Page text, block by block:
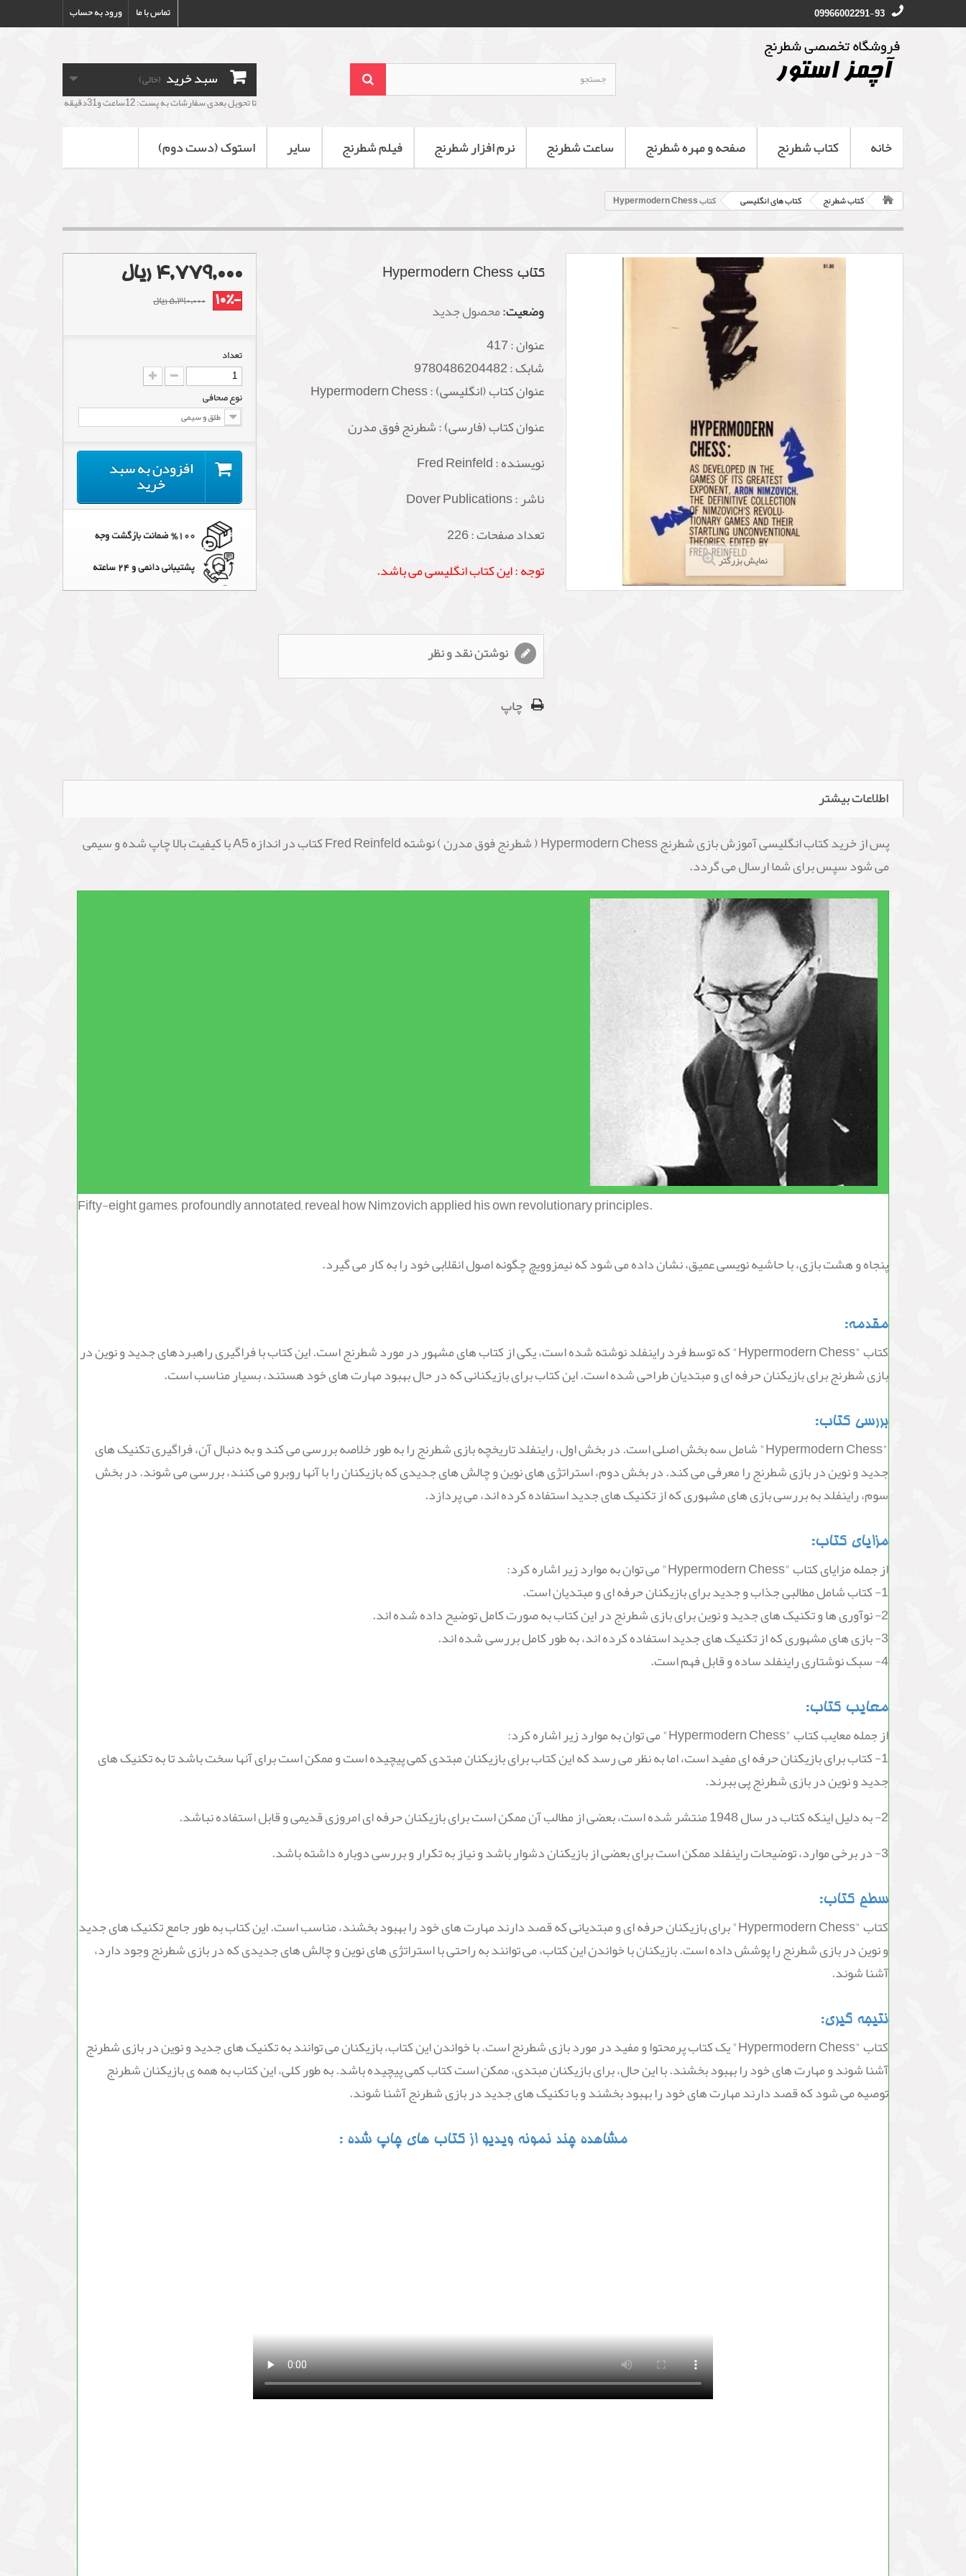
ورود به حساب تماس با ما 09966002291-93
سبد خرید (خالی)
تا تحویل بعدی سفارشات به پست: 12ساعت و31دقیقه
خانه کتاب شطرنج صفحه و مهره شطرنج ساعت شطرنج نرم افزار شطرنج فیلم شطرنج سایر استوک (دست دوم)
کتاب شطرنج کتاب های انگلیسی کتاب Hypermodern Chess
نمایش بزرگتر
کتاب Hypermodern Chess
وضعیت:محصول جدید
عنوان :417
شابک :9780486204482
عنوان کتاب (انگلیسی) : Hypermodern Chess
عنوان کتاب (فارسی) : شطرنج فوق مدرن
نویسنده : Fred Reinfeld
ناشر : Dover Publications
تعداد صفحات : 226
توجه : این کتاب انگلیسی می باشد.
نوشتن نقد و نظر
چاپ
4,779,000 ریال
-10% 5,310,000 ریال
تعداد
نوع صحافی
طلق و سیمی
افزودن به سبد
خرید
اطلاعات بیشتر
پس از خرید کتاب انگلیسی آموزش بازی شطرنج Hypermodern Chess ( شطرنج فوق مدرن ) نوشته Fred Reinfeld کتاب در اندازه A5 با کیفیت بالا چاپ شده و سیمی
می شود سپس برای شما ارسال می گردد.
Fifty-eight games, profoundly annotated, reveal how Nimzovich applied his own revolutionary principles.
پنجاه و هشت بازی، با حاشیه نویسی عمیق، نشان داده می شود که نیمزوویچ چگونه اصول انقلابی خود را به کار می گیرد.
مقدمه:
کتاب "Hypermodern Chess" که توسط فرد راینفلد نوشته شده است، یکی از کتاب های مشهور در مورد شطرنج است. این کتاب با فراگیری راهبردهای جدید و نوین در
بازی شطرنج برای بازیکنان حرفه ای و مبتدیان طراحی شده است. این کتاب برای بازیکنانی که در حال بهبود مهارت های خود هستند، بسیار مناسب است.
بررسی کتاب:
"Hypermodern Chess" شامل سه بخش اصلی است. در بخش اول، راینفلد تاریخچه بازی شطرنج را به طور خلاصه بررسی می کند و به دنبال آن، فراگیری تکنیک های
جدید و نوین در بازی شطرنج را معرفی می کند. در بخش دوم، استراتژی های نوین و چالش های جدیدی که بازیکنان را با آنها روبرو می کنند، بررسی می شوند. در بخش
سوم، راینفلد به بررسی بازی های مشهوری که از تکنیک های جدید استفاده کرده اند، می پردازد.
مزایای کتاب:
از جمله مزایای کتاب "Hypermodern Chess" می توان به موارد زیر اشاره کرد:
1- کتاب شامل مطالبی جذاب و جدید برای بازیکنان حرفه ای و مبتدیان است.
2- نوآوری ها و تکنیک های جدید و نوین برای بازی شطرنج در این کتاب به صورت کامل توضیح داده شده اند.
3- بازی های مشهوری که از تکنیک های جدید استفاده کرده اند، به طور کامل بررسی شده اند.
4- سبک نوشتاری راینفلد ساده و قابل فهم است.
معایب کتاب:
از جمله معایب کتاب "Hypermodern Chess" می توان به موارد زیر اشاره کرد:
1- کتاب برای بازیکنان حرفه ای مفید است، اما به نظر می رسد که این کتاب برای بازیکنان مبتدی کمی پیچیده است و ممکن است برای آنها سخت باشد تا به تکنیک های
جدید و نوین در بازی شطرنج پی ببرند.
2- به دلیل اینکه کتاب در سال 1948 منتشر شده است، بعضی از مطالب آن ممکن است برای بازیکنان حرفه ای امروزی قدیمی و قابل استفاده نباشد.
3- در برخی موارد، توضیحات راینفلد ممکن است برای بعضی از بازیکنان دشوار باشد و نیاز به تکرار و بررسی دوباره داشته باشد.
سطح کتاب:
کتاب "Hypermodern Chess" برای بازیکنان حرفه ای و مبتدیانی که قصد دارند مهارت های خود را بهبود بخشند، مناسب است. این کتاب به طور جامع تکنیک های جدید
و نوین در بازی شطرنج را پوشش داده است. بازیکنان با خواندن این کتاب، می توانند به راحتی با استراتژی های نوین و چالش های جدیدی که در بازی شطرنج وجود دارد،
آشنا شوند.
نتیجه گیری:
کتاب "Hypermodern Chess" یک کتاب پرمحتوا و مفید در مورد بازی شطرنج است. با خواندن این کتاب، بازیکنان می توانند به تکنیک های جدید و نوین در بازی شطرنج
آشنا شوند و مهارت های خود را بهبود بخشند. با این حال، برای بازیکنان مبتدی، ممکن است کتاب کمی پیچیده باشد. به طور کلی، این کتاب به همه ی بازیکنان شطرنج
توصیه می شود که قصد دارند مهارت های خود را بهبود بخشند و با تکنیک های جدید در بازی شطرنج آشنا شوند.
مشاهده چند نمونه ویدیو از کتاب های چاپ شده :